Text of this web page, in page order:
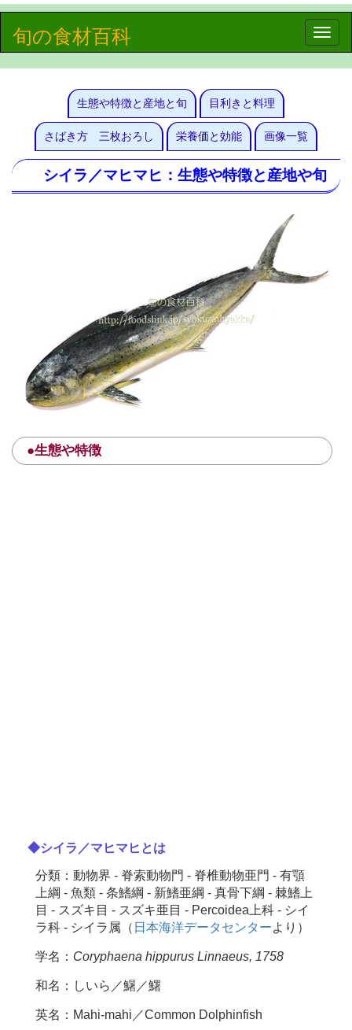
Toggle
旬の食材百科
生態や特徴と産地と旬 目利きと料理
さばき方 三枚おろし 栄養価と効能 画像一覧
シイラ／マヒマヒ：生態や特徴と産地や旬
●生態や特徴
◆シイラ／マヒマヒとは
分類：動物界 - 脊索動物門 - 脊椎動物亜門 - 有顎
上綱 - 魚類 - 条鰭綱 - 新鰭亜綱 - 真骨下綱 - 棘鰭上
目 - スズキ目 - スズキ亜目 - Percoidea上科 - シイ
ラ科 - シイラ属（ 日本海洋データセンターより）
学名： Coryphaena hippurus Linnaeus, 1758
和名：しいら／鱪／鱰
英名：Mahi-mahi／Common Dolphinfish